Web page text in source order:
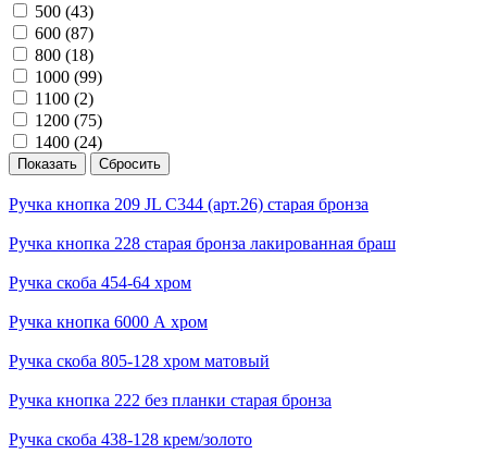
500 (43)
600 (87)
800 (18)
1000 (99)
1100 (2)
1200 (75)
1400 (24)
Ручка кнопка 209 JL С344 (арт.26) старая бронза
Ручка кнопка 228 старая бронза лакированная браш
Ручка скоба 454-64 хром
Ручка кнопка 6000 А хром
Ручка скоба 805-128 хром матовый
Ручка кнопка 222 без планки старая бронза
Ручка скоба 438-128 крем/золото